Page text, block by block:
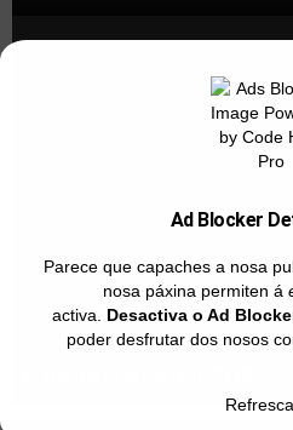
Ad Blocker
Parece que capaches a nosa
nosa páxina permiten á
activa. Desactiva o Ad
poder desfrutar dos nosos